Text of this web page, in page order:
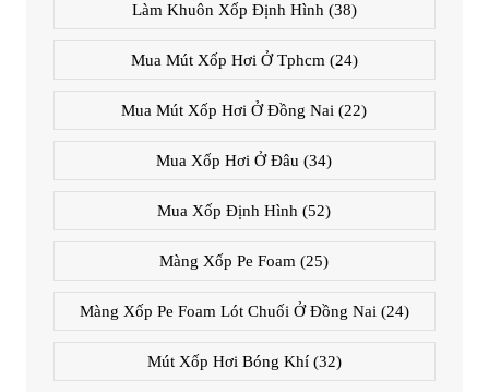
Làm Khuôn Xốp Định Hình(38)
Mua Mút Xốp Hơi Ở Tphcm(24)
Mua Mút Xốp Hơi Ở Đồng Nai (22)
Mua Xốp Hơi Ở Đâu (34)
Mua Xốp Định Hình (52)
Màng Xốp Pe Foam (25)
Màng Xốp Pe Foam Lót Chuối Ở Đồng Nai(24)
Mút Xốp Hơi Bóng Khí(32)